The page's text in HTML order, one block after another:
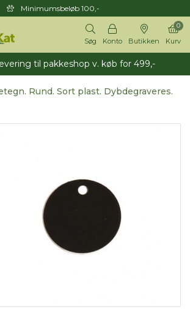
Minimumsbeløb 100,-
Søg Konto Butikken Kurv
0
til pakkeshop v. køb for 499,-
Rund. Sort plast. Dybdegraveres.